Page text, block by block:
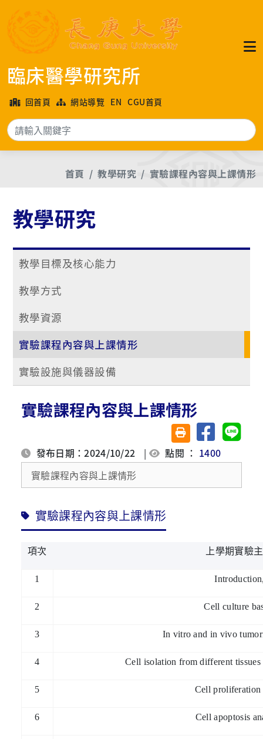
臨床醫學研究所
回首頁 網站導覽 EN CGU首頁
搜尋
首頁 教學研究 實驗課程內容與上課情形
教學研究
教學目標及核心能力
教學方式
教學資源
實驗課程內容與上課情形
實驗設施與儀器設備
實驗課程內容與上課情形
友善列印(另開視窗)
分享至臉書分享
發布日期：2024/10/22 | 點閱 ： 1400
實驗課程內容與上課情形
實驗課程內容與上課情形
項次 上學期實驗
1
2 Cell culture
3 In vitro and in vivo
4 Cell isolation from different
5 Cell proliferation
6 Cell apoptosis